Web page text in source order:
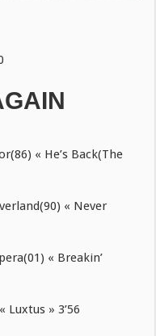
« He’s Back(The
« Never
« Breakin’
» 3’56